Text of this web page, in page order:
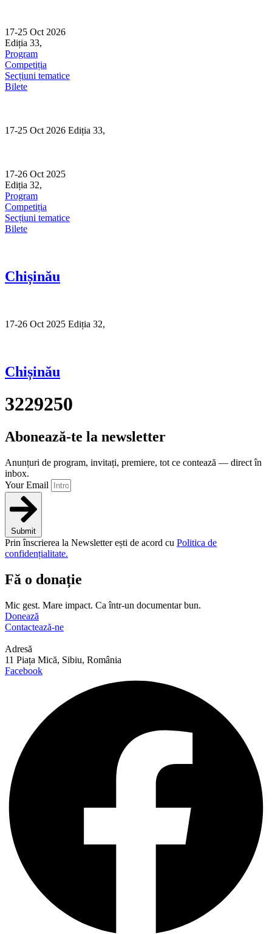
content
17-25 Oct 2026
Ediția 33,
Program
Competiția
Secțiuni tematice
Bilete
17-25 Oct 2026 Ediția 33,
17-26 Oct 2025
Ediția 32,
Program
Competiția
Secțiuni tematice
Bilete
Chișinău
17-26 Oct 2025 Ediția 32,
Chișinău
3229250
Abonează-te la newsletter
Anunțuri de program, invitați, premiere, tot ce contează — direct în
inbox.
Your Email
Submit
Prin înscrierea la Newsletter ești de acord cu Politica de
confidențialitate.
Fă o donație
Mic gest. Mare impact. Ca într-un documentar bun.
Donează
Contactează-ne
Adresă
11 Piața Mică, Sibiu, România
Facebook